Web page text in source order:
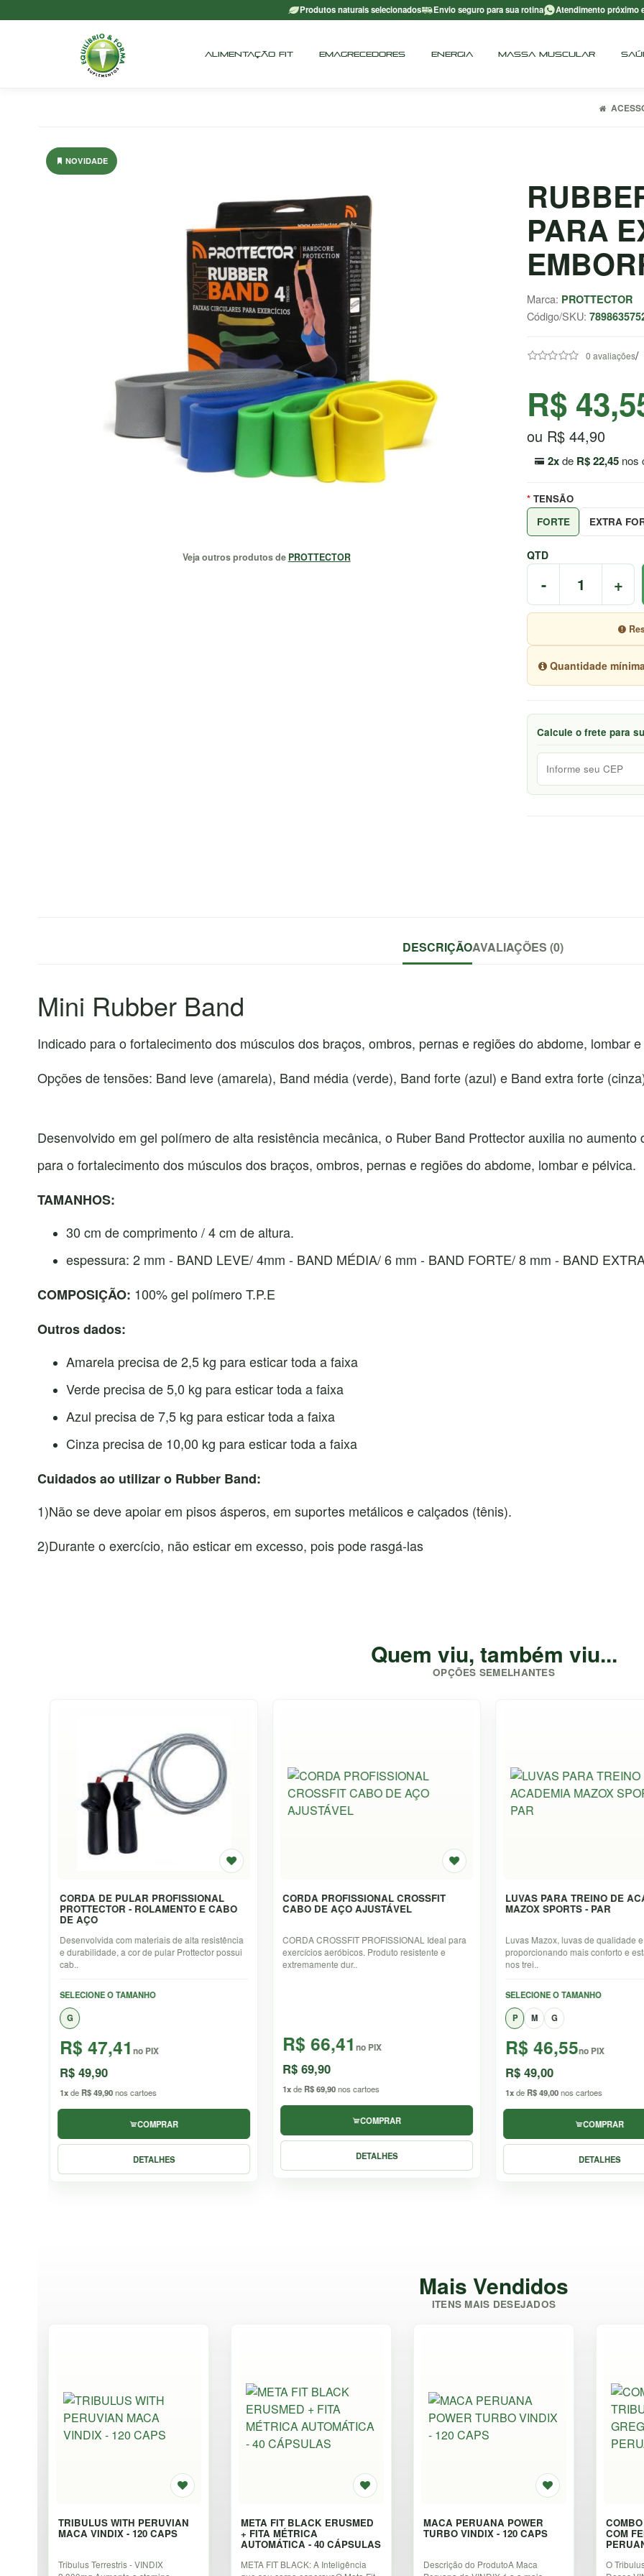
Produtos naturais selecionados Envio seguro para sua rotina Atendimento próximo
ALIMENTAÇÃO FIT EMAGRECEDORES ENERGIA MASSA MUSCULAR
NOVIDADE
Veja outros produtos de PROTTECTOR
PARA
Marca: PROTTECTOR
Código/SKU:
0 avaliações/
R$
ou R$ 44,90
2xde R$ 22,45 nos
TENSÃO
FORTE
EXTRA
QTD
- +
Quantidade
Calcule o frete para
DESCRIÇÃOAVALIAÇÕES (0)
Mini Rubber Band
Indicado para o fortalecimento dos músculos dos braços, ombros, pernas e regiões do abdome, lombar
Opções de tensões: Band leve (amarela), Band média (verde), Band forte (azul) e Band extra forte
Desenvolvido em gel polímero de alta resistência mecânica, o Ruber Band Prottector auxilia no
para o fortalecimento dos músculos dos braços, ombros, pernas e regiões do abdome, lombar e pélvica.
TAMANHOS:
30 cm de comprimento / 4 cm de altura.
espessura: 2 mm - BAND LEVE/ 4mm - BAND MÉDIA/ 6 mm - BAND FORTE/ 8 mm - BAND
COMPOSIÇÃO: 100% gel polímero T.P.E
Outros dados:
Amarela precisa de 2,5 kg para esticar toda a faixa
Verde precisa de 5,0 kg para esticar toda a faixa
Azul precisa de 7,5 kg para esticar toda a faixa
Cinza precisa de 10,00 kg para esticar toda a faixa
Cuidados ao utilizar o Rubber Band:
1)Não se deve apoiar em pisos ásperos, em suportes metálicos e calçados (tênis).
2)Durante o exercício, não esticar em excesso, pois pode rasgá-las
Quem viu, também viu...
OPÇÕES SEMELHANTES
CORDA PROFISSIONAL CROSSFIT
CABO DE AÇO AJUSTÁVEL
CORDA CROSSFIT PROFISSIONAL Ideal para
exercícios aeróbicos. Produto resistente e
extremamente dur..
R$ 66,41no PIX
R$ 69,90
1xdeR$ 69,90 nos cartoes
COMPRAR
DETALHES
LUVAS PARA TREINO DE ACADEMIA
MAZOX SPORTS - PAR
Luvas Mazox, luvas de qualidade e praticidade,
proporcionando mais conforto e estabilidade
nos trei..
R$ 46,55no PIX
R$ 49,00
1xdeR$ 49,00nos cartoes
COMPRAR
DETALHES
RUBBER BAND FAIXA
EXERCÍCIOS
Mini Rubber BandIndicado para o
fortalecimento dos músculos dos
ombros, pernas e regiões d..
TENSÃO
FORTE
EXTRA FORTE
R$ 42,66no PIX
R$ 44,90
1xdeR$ 44,90nos cartoes
COMPRAR
DETALHES
Mais Vendidos
ITENS MAIS DESEJADOS
TRIBULUS WITH PERUVIAN
MACA VINDIX - 120 CAPS
Tribulus Terrestris - VINDIX
META FIT BLACK ERUSMED
+ FITA MÉTRICA
AUTOMÁTICA - 40 CÁPSULAS
META FIT BLACK: A Inteligência
MACA PERUANA POWER
TURBO VINDIX - 120 CAPS
Descrição do ProdutoA Maca
COM
O